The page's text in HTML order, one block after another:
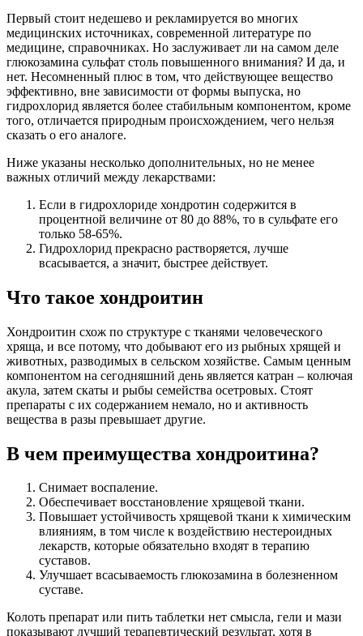
Первый стоит недешево и рекламируется во многих
медицинских источниках, современной литературе по
медицине, справочниках. Но заслуживает ли на самом деле
глюкозамина сульфат столь повышенного внимания? И да, и
нет. Несомненный плюс в том, что действующее вещество
эффективно, вне зависимости от формы выпуска, но
гидрохлорид является более стабильным компонентом, кроме
того, отличается природным происхождением, чего нельзя
сказать о его аналоге.
Ниже указаны несколько дополнительных, но не менее
важных отличий между лекарствами:
Если в гидрохлориде хондротин содержится в
процентной величине от 80 до 88%, то в сульфате его
только 58-65%.
Гидрохлорид прекрасно растворяется, лучше
всасывается, а значит, быстрее действует.
Что такое хондроитин
Хондроитин схож по структуре с тканями человеческого
хряща, и все потому, что добывают его из рыбных хрящей и
животных, разводимых в сельском хозяйстве. Самым ценным
компонентом на сегодняшний день является катран – колючая
акула, затем скаты и рыбы семейства осетровых. Стоят
препараты с их содержанием немало, но и активность
вещества в разы превышает другие.
В чем преимущества хондроитина?
Снимает воспаление.
Обеспечивает восстановление хрящевой ткани.
Повышает устойчивость хрящевой ткани к химическим
влияниям, в том числе к воздействию нестероидных
лекарств, которые обязательно входят в терапию
суставов.
Улучшает всасываемость глюкозамина в болезненном
суставе.
Колоть препарат или пить таблетки нет смысла, гели и мази
показывают лучший терапевтический результат, хотя в